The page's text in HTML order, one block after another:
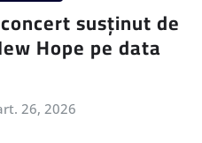
susținut de
Hope pe data
26, 2026